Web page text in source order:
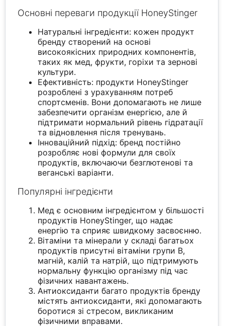
Основні переваги продукції HoneyStinger
Натуральні інгредієнти: кожен продукт
бренду створений на основі
високоякісних природних компонентів,
таких як мед, фрукти, горіхи та зернові
культури.
Ефективність: продукти HoneyStinger
розроблені з урахуванням потреб
спортсменів. Вони допомагають не лише
забезпечити організм енергією, але й
підтримати нормальний рівень гідратації
та відновлення після тренувань.
Інноваційний підхід: бренд постійно
розробляє нові формули для своїх
продуктів, включаючи безглютенові та
веганські варіанти.
Популярні інгредієнти
Мед є основним інгредієнтом у більшості
продуктів HoneyStinger, що надає
енергію та сприяє швидкому засвоєнню.
Вітаміни та мінерали у складі багатьох
продуктів присутні вітаміни групи B,
магній, калій та натрій, що підтримують
нормальну функцію організму під час
фізичних навантажень.
Антиоксиданти багато продуктів бренду
містять антиоксиданти, які допомагають
боротися зі стресом, викликаним
фізичними вправами.